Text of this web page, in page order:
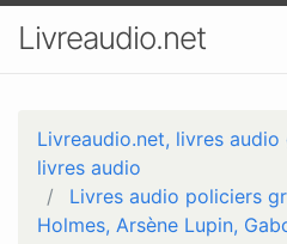
Livreaudio.net
Livreaudio.net, livres
livres audio
Livres audio policiers
Holmes, Arsène Lupin,